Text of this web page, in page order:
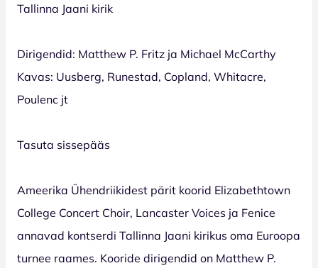
Tallinna Jaani kirik
Dirigendid: Matthew P. Fritz ja Michael McCarthy
Kavas: Uusberg, Runestad, Copland, Whitacre,
Poulenc jt
Tasuta sissepääs
Ameerika Ühendriikidest pärit koorid Elizabethtown
College Concert Choir, Lancaster Voices ja Fenice
annavad kontserdi Tallinna Jaani kirikus oma Euroopa
turnee raames. Kooride dirigendid on Matthew P.